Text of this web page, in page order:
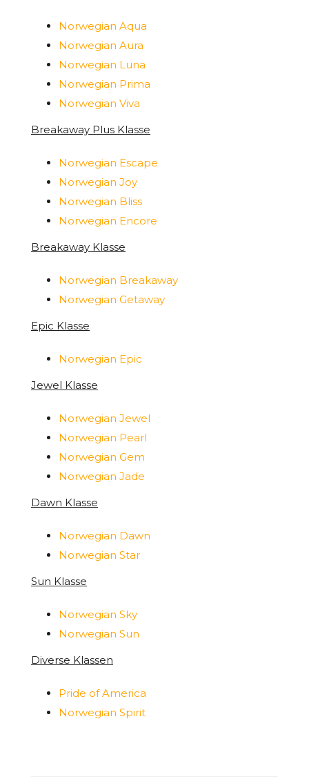
Norwegian Aqua
Norwegian Aura
Norwegian Luna
Norwegian Prima
Norwegian Viva
Breakaway Plus Klasse
Norwegian Escape
Norwegian Joy
Norwegian Bliss
Norwegian Encore
Breakaway Klasse
Norwegian Breakaway
Norwegian Getaway
Epic Klasse
Norwegian Epic
Jewel Klasse
Norwegian Jewel
Norwegian Pearl
Norwegian Gem
Norwegian Jade
Dawn Klasse
Norwegian Dawn
Norwegian Star
Sun Klasse
Norwegian Sky
Norwegian Sun
Diverse Klassen
Pride of America
Norwegian Spirit